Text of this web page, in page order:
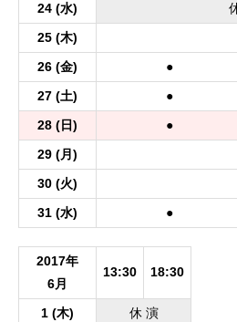
24 (水)
25 (木)
26 (金)
●
27 (土) ●
28 (日)
●
29 (月)
30 (火)
31 (水) ●
2017年
6月
13:30 18:30
1 (木) 休演